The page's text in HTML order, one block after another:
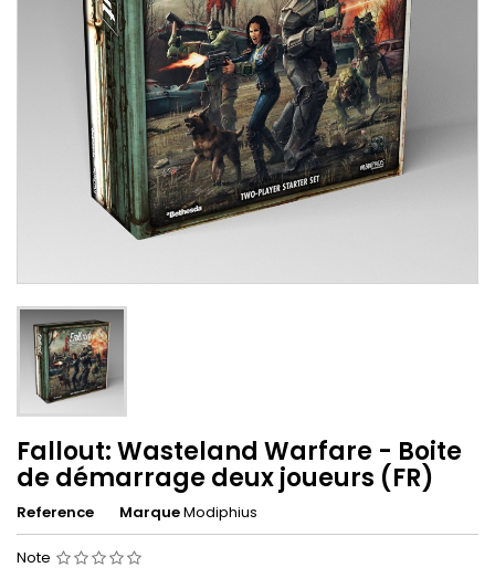
Fallout: Wasteland Warfare - Boite
de démarrage deux joueurs (FR)
Reference MarqueModiphius
Note